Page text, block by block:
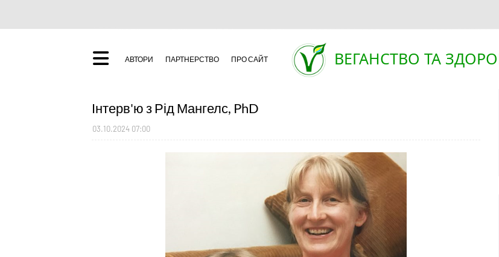
АВТОРИ ПАРТНЕРСТВО ПРО САЙТ ВЕГАНСТВО ТА
Інтерв'ю з Рід Мангелс, PhD
03.10.2024 07:00